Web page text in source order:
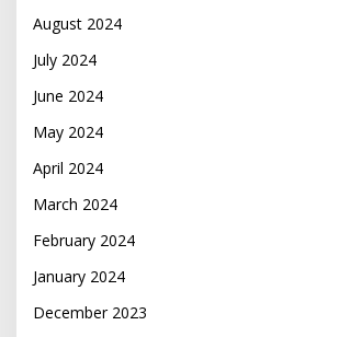
August 2024
July 2024
June 2024
May 2024
April 2024
March 2024
February 2024
January 2024
December 2023